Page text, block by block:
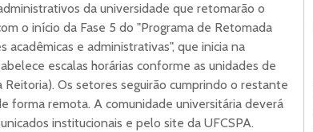
da universidade que retomarão o
o início da Fase 5 do "Programa de Retomada
acadêmicas e administrativas", que inicia na
escalas horárias conforme as unidades de
Os setores seguirão cumprindo o restante
forma remota. A comunidade universitária deverá
institucionais e pelo site da UFCSPA.